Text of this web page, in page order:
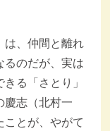
、仲間と離れ
るのだが、実は
る「さとり」
慶志（北村一
ことが、やがて